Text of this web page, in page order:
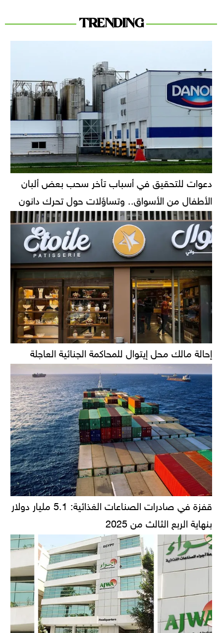
TRENDING
دعوات للتحقيق في أسباب تأخر سحب بعض ألبان
الأطفال من الأسواق.. وتساؤلات حول تحرك دانون
إحالة مالك محل إيتوال للمحاكمة الجنائية العاجلة
قفزة في صادرات الصناعات الغذائية: 5.1 مليار دولار
بنهاية الربع الثالث من 2025